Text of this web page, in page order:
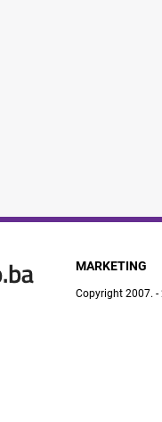
MARKETING
Copyright 2007. -